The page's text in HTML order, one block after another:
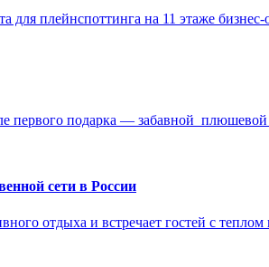
для плейнспоттинга на 11 этаже
первого подарка — забавной
сети в России
отдыха и встречает гостей с